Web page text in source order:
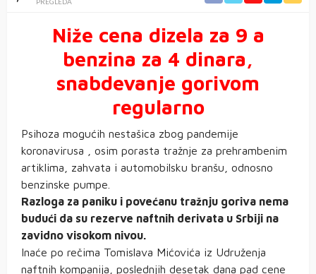
Niže cena dizela za 9 a
benzina za 4 dinara,
snabdevanje gorivom
regularno
Psihoza mogućih nestašica zbog pandemije
koronavirusa , osim porasta tražnje za prehrambenim
artiklima, zahvata i automobilsku branšu, odnosno
benzinske pumpe.
Razloga za paniku i povećanu tražnju goriva nema
budući da su rezerve naftnih derivata u Srbiji na
zavidno visokom nivou.
Inaće po rečima Tomislava Mićovića iz Udruženja
naftnih kompanija, poslednjih desetak dana pad cene